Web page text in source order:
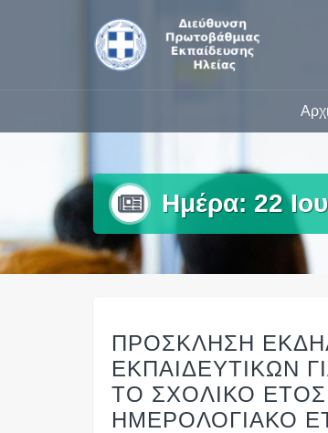
Ημέρα: 22
ΠΡΟΣΚΛΗΣΗ
ΕΚΠΑΙΔΕΥΤΙΚΩΝ
ΤΟ ΣΧΟΛΙΚΟ ΕΤΟΣ
ΗΜΕΡΟΛΟΓΙΑΚΟ